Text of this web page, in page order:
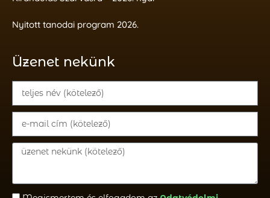
Nyitott tanodai program 2026.
Üzenet nekünk